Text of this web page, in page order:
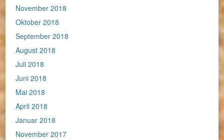
November 2018
Oktober 2018
September 2018
August 2018
Juli 2018
Juni 2018
Mai 2018
April 2018
Januar 2018
November 2017